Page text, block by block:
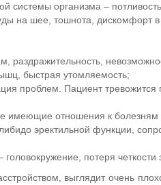
системы организма –
на шее, тошнота, дискомфорт
раздражительность,
быстрая утомляемость;
проблем. Пациент
имеющие отношения к болезням
эректильной функции,
потеря четкости
выглядит очень